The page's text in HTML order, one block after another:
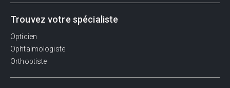
Trouvez votre spécialiste
Opticien
Ophtalmologiste
Orthoptiste